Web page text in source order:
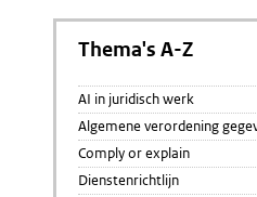
Thema's A-Z
AI in juridisch werk
Algemene verordening
Comply or explain
Dienstenrichtlijn